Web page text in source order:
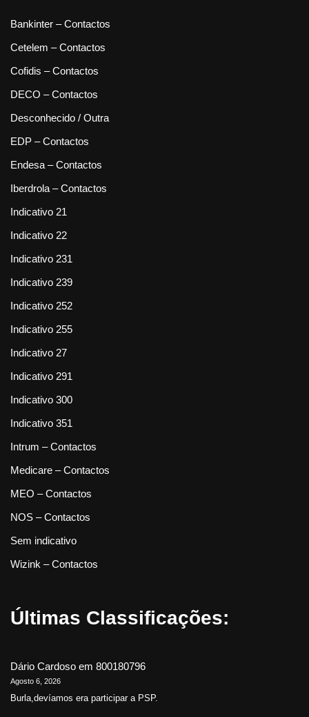
Bankinter – Contactos
Cetelem – Contactos
Cofidis – Contactos
DECO – Contactos
Desconhecido / Outra
EDP – Contactos
Endesa – Contactos
Iberdrola – Contactos
Indicativo 21
Indicativo 22
Indicativo 231
Indicativo 239
Indicativo 252
Indicativo 255
Indicativo 27
Indicativo 291
Indicativo 300
Indicativo 351
Intrum – Contactos
Medicare – Contactos
MEO – Contactos
NOS – Contactos
Sem indicativo
Wizink – Contactos
Últimas Classificações:
Dário Cardoso em 800180796
Agosto 6, 2026
Burla,devíamos era participar a PSP.